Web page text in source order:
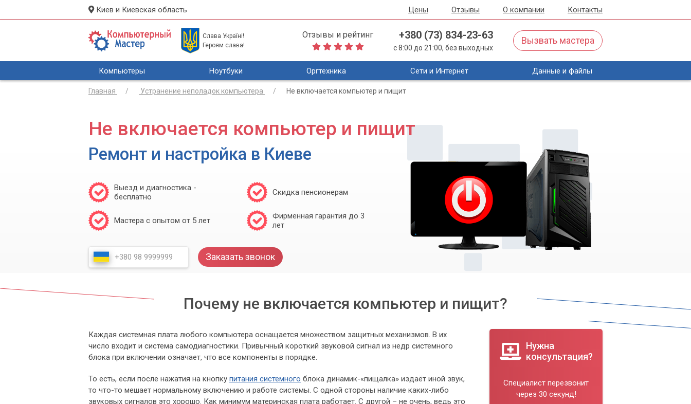
Киев и Киевская область Цены Отзывы О компании Контакты
Слава Україні!
Героям слава!
Отзывы и рейтинг +380 (73) 834-23-63
с 8:00 до 21:00, без выходных
Вызвать мастера
Компьютеры Ноутбуки Оргтехника Сети и Интернет Данные и файлы
Главная Устранение неполадок компьютера Не включается компьютер и пищит
Не включается компьютер и пищит
Ремонт и настройка в Киеве
Выезд и диагностика -
бесплатно
Скидка пенсионерам
Мастера с опытом от 5 лет
Фирменная гарантия до 3
лет
Заказать звонок
Почему не включается компьютер и пищит?
Каждая системная плата любого компьютера оснащается множеством защитных механизмов. В их
число входит и система самодиагностики. Привычный короткий звуковой сигнал из недр системного
блока при включении означает, что все компоненты в порядке.
То есть, если после нажатия на кнопку питания системного блока динамик-«пищалка» издаёт иной звук,
то что-то мешает нормальному включению и работе системы. С одной стороны наличие каких-либо
звуковых сигналов это хорошо. Как минимум материнская плата работает. С другой – не очень, ведь это
Нужна
консультация?
Специалист перезвонит
через 30 секунд!